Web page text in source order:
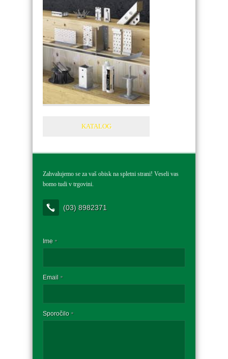
KATALOG
Zahvalujemo se za vaš obisk na spletni strani! Veseli vas
bomo tudi v trgovini.
(03) 8982371
Ime *
Email *
Sporočilo *